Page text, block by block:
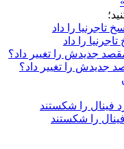
را داد
جدیدش را تغییر داد؟
را شکستند